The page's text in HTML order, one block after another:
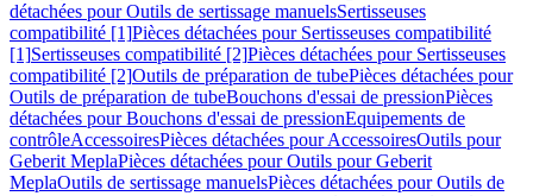
détachées pour Outils de sertissage manuelsSertisseuses
compatibilité [1]Pièces détachées pour Sertisseuses compatibilité
[1]Sertisseuses compatibilité [2]Pièces détachées pour Sertisseuses
compatibilité [2]Outils de préparation de tubePièces détachées pour
Outils de préparation de tubeBouchons d'essai de pressionPièces
détachées pour Bouchons d'essai de pressionEquipements de
contrôleAccessoiresPièces détachées pour AccessoiresOutils pour
Geberit MeplaPièces détachées pour Outils pour Geberit
MeplaOutils de sertissage manuelsPièces détachées pour Outils de